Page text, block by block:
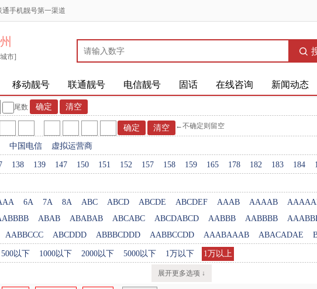
手机靓号第一渠道
市]
移动靓号 联通靓号 电信靓号 固话 在线咨询 新闻动态
尾数
←不确定则留空
中国电信 虚拟运营商
138 139 147 150 151 152 157 158 159 165 178 182 183 184
6A 7A 8A ABC ABCD ABCDE ABCDEF AAAB AAAAB
ABAB ABABAB ABCABC ABCDABCD AABBB AABBBB
AABBCCC ABCDDD ABBBCDDD AABBCCDD AAABAAAB ABACADAE
500以下 1000以下 2000以下 5000以下 1万以下 1万以上
展开更多选项 ↓